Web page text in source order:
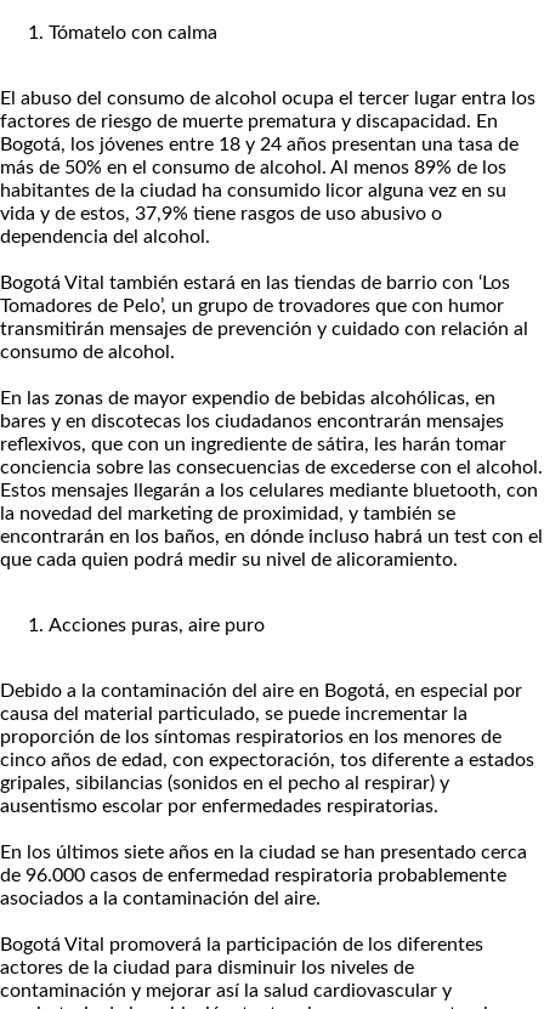
Tómatelo con calma
El abuso del consumo de alcohol ocupa el tercer lugar entra los
factores de riesgo de muerte prematura y discapacidad. En
Bogotá, los jóvenes entre 18 y 24 años presentan una tasa de
más de 50% en el consumo de alcohol. Al menos 89% de los
habitantes de la ciudad ha consumido licor alguna vez en su
vida y de estos, 37,9% tiene rasgos de uso abusivo o
dependencia del alcohol.
Bogotá Vital también estará en las tiendas de barrio con ‘Los
Tomadores de Pelo’, un grupo de trovadores que con humor
transmitirán mensajes de prevención y cuidado con relación al
consumo de alcohol.
En las zonas de mayor expendio de bebidas alcohólicas, en
bares y en discotecas los ciudadanos encontrarán mensajes
reflexivos, que con un ingrediente de sátira, les harán tomar
conciencia sobre las consecuencias de excederse con el alcohol.
Estos mensajes llegarán a los celulares mediante bluetooth, con
la novedad del marketing de proximidad, y también se
encontrarán en los baños, en dónde incluso habrá un test con el
que cada quien podrá medir su nivel de alicoramiento.
Acciones puras, aire puro
Debido a la contaminación del aire en Bogotá, en especial por
causa del material particulado, se puede incrementar la
proporción de los síntomas respiratorios en los menores de
cinco años de edad, con expectoración, tos diferente a estados
gripales, sibilancias (sonidos en el pecho al respirar) y
ausentismo escolar por enfermedades respiratorias.
En los últimos siete años en la ciudad se han presentado cerca
de 96.000 casos de enfermedad respiratoria probablemente
asociados a la contaminación del aire.
Bogotá Vital promoverá la participación de los diferentes
actores de la ciudad para disminuir los niveles de
contaminación y mejorar así la salud cardiovascular y